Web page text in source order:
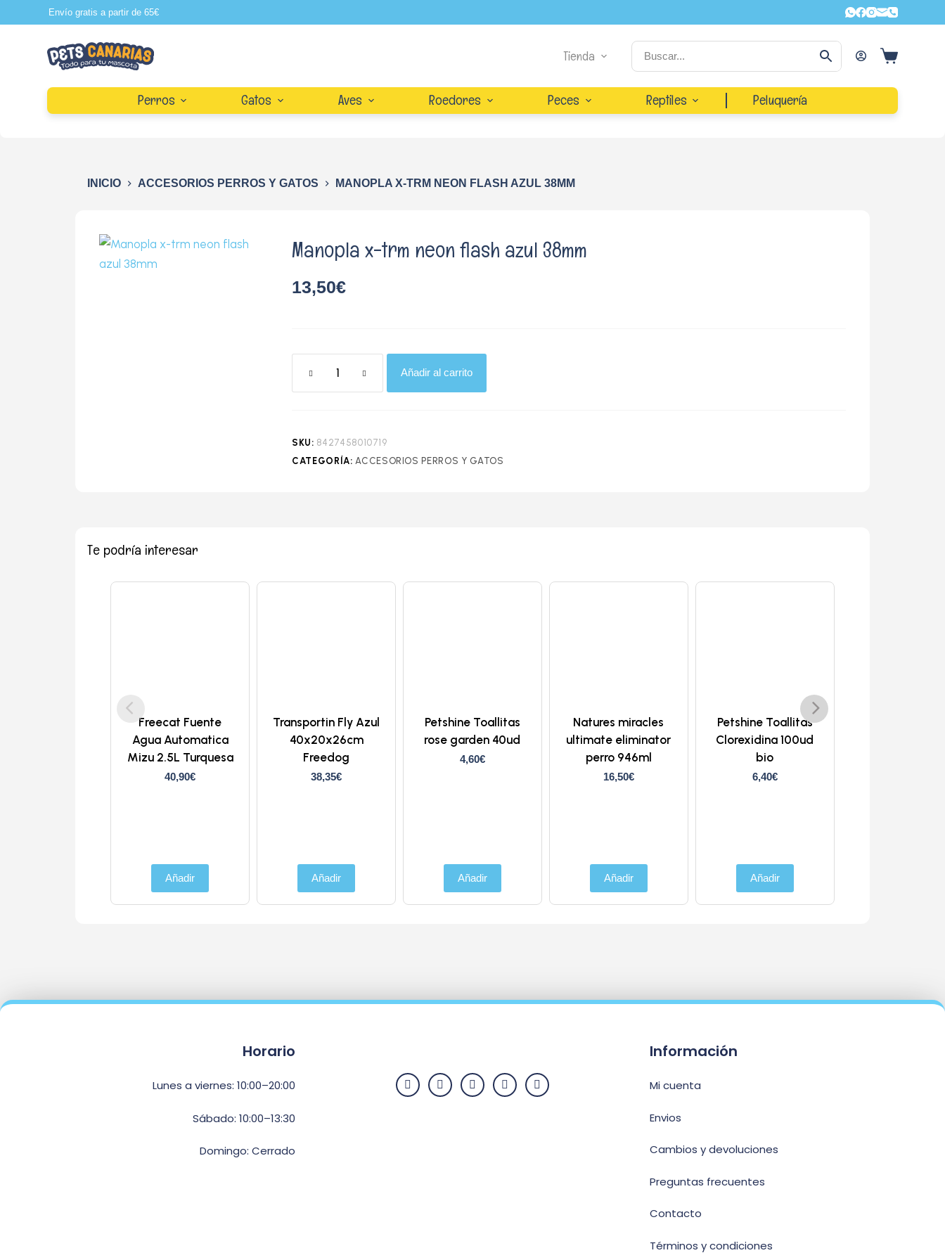
Envío gratis a partir de 65€
Tienda
Perros Gatos Aves Roedores Peces Reptiles Peluquería
INICIO ACCESORIOS PERROS Y GATOS MANOPLA X-TRM NEON FLASH AZUL 38MM
Manopla x-trm neon flash azul 38mm
13,50€
Añadir al carrito
SKU: 8427458010719
CATEGORÍA: ACCESORIOS PERROS Y GATOS
Te podría interesar
Freecat Fuente
Agua Automatica
Mizu 2.5L Turquesa
40,90€
Añadir
Transportin Fly Azul
40x20x26cm
Freedog
38,35€
Añadir
Petshine Toallitas
rose garden 40ud
4,60€
Añadir
Natures miracles
ultimate eliminator
perro 946ml
16,50€
Añadir
Petshine Toallitas
Clorexidina 100ud
bio
6,40€
Añadir
Horario
Lunes a viernes: 10:00–20:00
Sábado: 10:00–13:30
Domingo: Cerrado
Información
Mi cuenta
Envios
Cambios y devoluciones
Preguntas frecuentes
Contacto
Términos y condiciones